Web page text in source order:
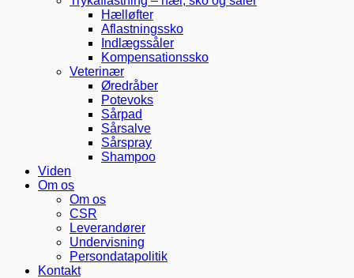
Hælløfter
Aflastningssko
Indlægssåler
Kompensationssko
Veterinær
Øredråber
Potevoks
Sårpad
Sårsalve
Sårspray
Shampoo
Viden
Om os
Om os
CSR
Leverandører
Undervisning
Persondatapolitik
Kontakt